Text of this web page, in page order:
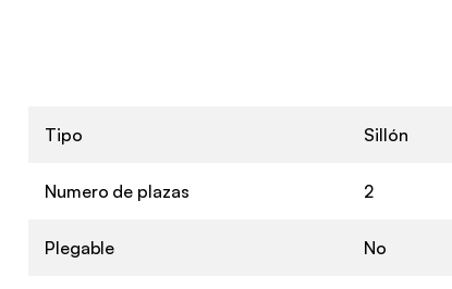
Tipo Sillón
Numero de plazas 2
Plegable No